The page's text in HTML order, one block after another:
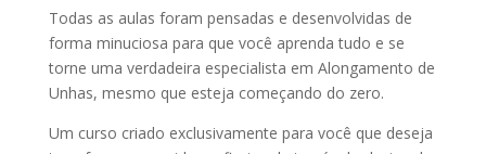
Todas as aulas foram pensadas e desenvolvidas de
forma minuciosa para que você aprenda tudo e se
torne uma verdadeira especialista em Alongamento de
Unhas, mesmo que esteja começando do zero.
Um curso criado exclusivamente para você que deseja